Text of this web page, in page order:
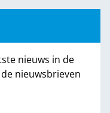
nieuws in de
nieuwsbrieven